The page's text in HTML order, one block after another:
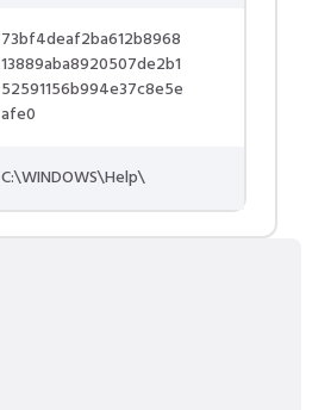
73bf4deaf2ba612b8968
13889aba8920507de2b1
52591156b994e37c8e5e
afe0
C:\WINDOWS\Help\